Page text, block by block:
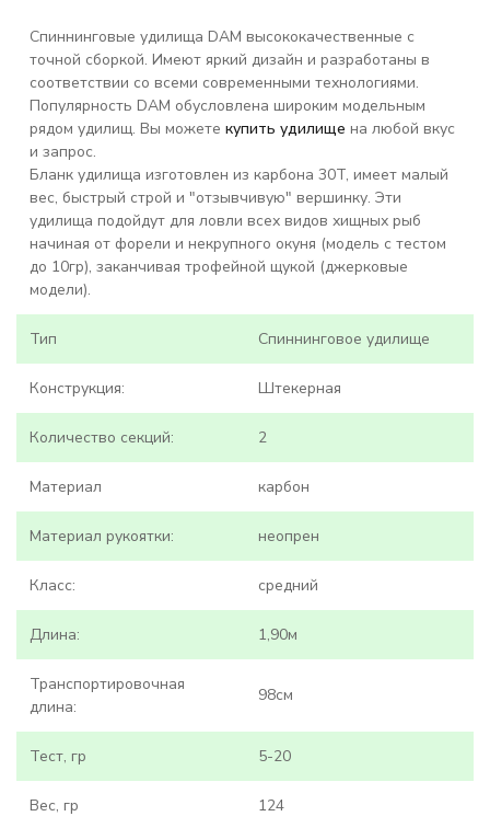
Спиннинговые удилища DAM высококачественные с
точной сборкой. Имеют яркий дизайн и разработаны в
соответствии со всеми современными технологиями.
Популярность DAM обусловлена широким модельным
рядом удилищ. Вы можете купить удилище на любой вкус
и запрос.
Бланк удилища изготовлен из карбона 30T, имеет малый
вес, быстрый строй и "отзывчивую" вершинку. Эти
удилища подойдут для ловли всех видов хищных рыб
начиная от форели и некрупного окуня (модель с тестом
до 10гр), заканчивая трофейной щукой (джерковые
модели).
Тип Спиннинговое удилище
Конструкция: Штекерная
Количество секций: 2
Материал карбон
Материал рукоятки: неопрен
Класс: средний
Длина: 1,90м
Транспортировочная
длина:
98см
Тест, гр 5-20
Вес, гр 124